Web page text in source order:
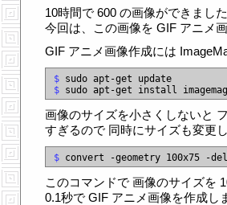
10時間で 600 の画像ができました
今回は、この画像を GIF アニメ画
GIF アニメ画像作成には
$
$
画像のサイズを小さくしないと
すぎるので 同時にサイズも変更し
$
このコマンドで 画像のサイズを
0.1秒で GIF アニメ画像を作成し